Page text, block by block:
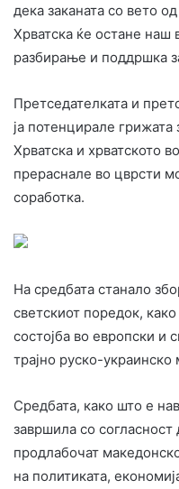
дека заканата со вето
Хрватска ќе остане наш
разбирање и поддршка
Претседателката и
ја потенцирале
Хрватска и хрватското
прераснале во цврсти
соработка.
На средбата станало
светскиот поредок,
состојба во европски и
трајно руско-
Средбата, како што е
завршила со
продлабочат
на политиката,